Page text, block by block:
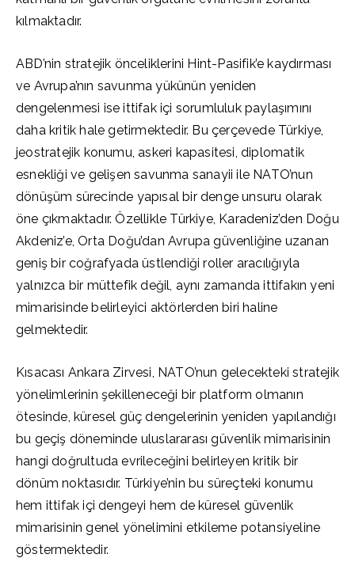
kılmaktadır.
ABD’nin stratejik önceliklerini Hint-Pasifik’e kaydırması
ve Avrupa’nın savunma yükünün yeniden
dengelenmesi ise ittifak içi sorumluluk paylaşımını
daha kritik hale getirmektedir. Bu çerçevede Türkiye,
jeostratejik konumu, askeri kapasitesi, diplomatik
esnekliği ve gelişen savunma sanayii ile NATO’nun
dönüşüm sürecinde yapısal bir denge unsuru olarak
öne çıkmaktadır. Özellikle Türkiye, Karadeniz’den Doğu
Akdeniz’e, Orta Doğu’dan Avrupa güvenliğine uzanan
geniş bir coğrafyada üstlendiği roller aracılığıyla
yalnızca bir müttefik değil, aynı zamanda ittifakın yeni
mimarisinde belirleyici aktörlerden biri haline
gelmektedir.
Kısacası Ankara Zirvesi, NATO’nun gelecekteki stratejik
yönelimlerinin şekilleneceği bir platform olmanın
ötesinde, küresel güç dengelerinin yeniden yapılandığı
bu geçiş döneminde uluslararası güvenlik mimarisinin
hangi doğrultuda evrileceğini belirleyen kritik bir
dönüm noktasıdır. Türkiye’nin bu süreçteki konumu
hem ittifak içi dengeyi hem de küresel güvenlik
mimarisinin genel yönelimini etkileme potansiyeline
göstermektedir.